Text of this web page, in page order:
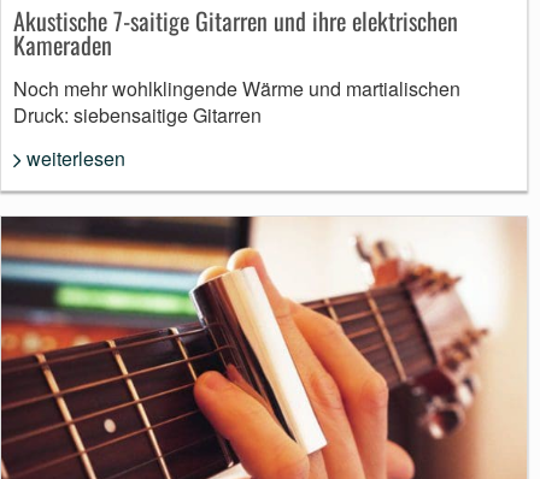
Akustische 7-saitige Gitarren und ihre elektrischen
Kameraden
Noch mehr wohlklingende Wärme und martialischen
Druck: siebensaitige Gitarren
weiterlesen